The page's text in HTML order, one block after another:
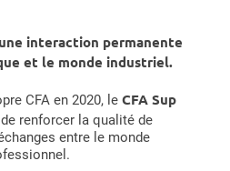
interaction permanente
et le monde industriel.
CFA en 2020, le CFA Sup
renforcer la qualité de
entre le monde